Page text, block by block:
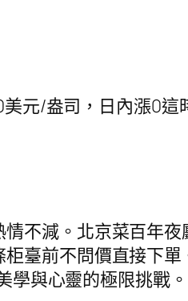
元/盎司，日內漲0這
情不減。北京菜百年夜
柜臺前不問價直接下
學與心靈的極限挑戰。